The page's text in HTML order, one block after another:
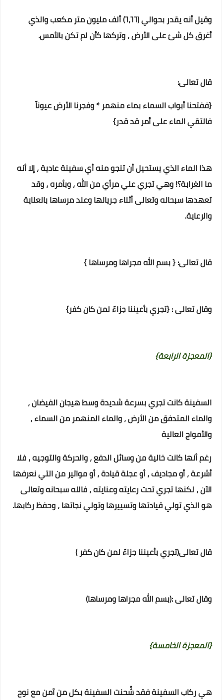
وقيل أنه يقدر بحوالي (٦،٦٦) ألف مليون متر مكعب والذي
أغرق كل شئ على الأرض ، وتركها كأن لم تكن بالأمس.
قال تعالى:
{ففتحنا أبواب السماء بماء منهمر * وفجرنا الأرض عيوناً
فالتقي الماء على أمر قد قدر}
هذا الماء الذي يستحيل أن تنجو منه أي سفينة عادية ، إلا أنه
ما الغرابة؟! وهي تجري علي مرأي من الله ، وبأمره ، وقد
تعهدها سبحانه وتعالى أثناء جريانها وعند مرساها بالعناية
والرعاية.
قال تعالى: { بسم الله مجراها ومرساها }
وقال تعالى : {تجري بأعيننا جزاءً لمن كان كفر}‏
{المعجزة الرابعة}
السفينة كانت تجري بسرعة شديدة وسط هيجان الفيضان ،
والماء المتدفق من الأرض ، والماء المنهمر من السماء ،
والأمواج العالية
رغم أنها كانت خالية من وسائل الدفع ، والحركة والتوجيه ، فلا
أشرعة ، أو مجاديف ، أو عجلة قيادة ، أو مواتير من التي نعرفها
الآن ، لكنها تجري تحت رعايته وعنايته ، فالله سبحانه وتعالى
هو الذي تولي قيادتها وتسييرها وتولي نجاتها ، وحفظ ركابها.
قال تعالى(تجري بأعيننا جزاءً لمن كان كفر )
وقال تعالى :(بسم الله مجراها ومرساها)‏
{المعجزة الخامسة}
هي ركاب السفينة فقد شُحنت السفينة بكل من آمن مع نوح